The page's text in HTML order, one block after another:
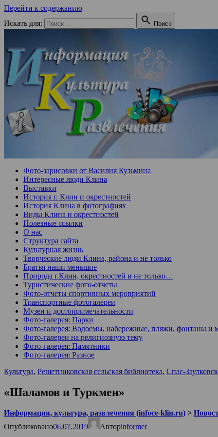
Перейти к содержанию
Искать для:
 Поиск
Фото-зарисовки от Василия Кузьмина
Интересные люди Клина
Выставки
История г. Клин и окрестностей
История Клина в фотографиях
Виды Клина и окрестностей
Полезные ссылки
О нас
Структура сайта
Культурная жизнь
Творческие люди Клина, района и не только
Братья наши меньшие
Природа г.Клин, окрестностей и не только…
Туристические фото-отчеты
Фото-отчеты спортивных мероприятий
Транспортные фотогалереи
Музеи и достопримечательности
Фото-галерея: Парки
Фото-галерея: Водоемы, набережные, пляжи, фонтаны и
Фото-галереи на религиозную тему
Фото-галерея: Памятники
Фото-галерея: Разное
Культура, Решетниковская сельская библиотека, Спас-
«Шаламов и Туркмен»
Информация, культура, развлечения (infoce-klin.ru) >
Опубликовано06.07.2019 Авторinformer